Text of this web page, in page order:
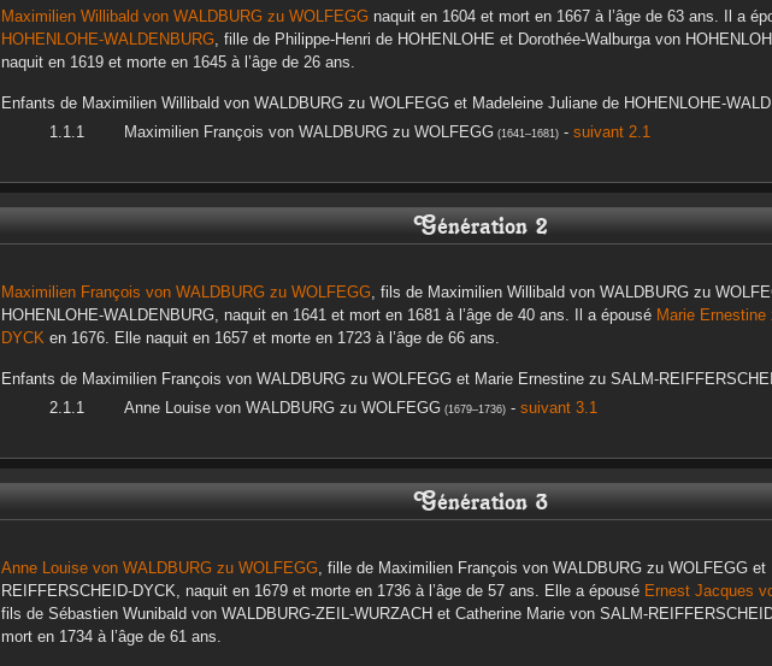
Maximilien Willibald von WALDBURG zu WOLFEGG naquit en 1604 et mort en 1667 à l’âge de 63 ans. Il a
HOHENLOHE-WALDENBURG, fille de Philippe-Henri de HOHENLOHE et Dorothée-Walburgavon
naquit en 1619 et morte en 1645 à l’âge de 26 ans.
Enfants de Maximilien Willibald von WALDBURG zu WOLFEGG et Madeleine Juliane de HOHENLOHE-
Maximilien François von WALDBURG zu WOLFEGG(1641–1681)- suivant 2.1
Génération 2
Maximilien François von WALDBURG zu WOLFEGG, fils de Maximilien Willibald von WALDBURG zu
HOHENLOHE-WALDENBURG, naquit en 1641 et mort en 1681 à l’âge de 40 ans. Il a épousé Marie Ernestine
DYCK en 1676. Elle naquit en 1657 et morte en 1723 à l’âge de 66 ans.
Enfants de Maximilien François von WALDBURG zu WOLFEGG et Marie Ernestine zu SALM-
Anne Louisevon WALDBURG zu WOLFEGG(1679–1736)- suivant 3.1
Génération 3
Anne Louise von WALDBURG zu WOLFEGG, fille de Maximilien François von WALDBURG zu WOLFEGG et
REIFFERSCHEID-DYCK, naquit en 1679 et morte en 1736 à l’âge de 57 ans. Elle a épousé Ernest Jacques
fils de Sébastien Wunibald von WALDBURG-ZEIL-WURZACH et Catherine Marie von SALM-
mort en 1734 à l’âge de 61 ans.